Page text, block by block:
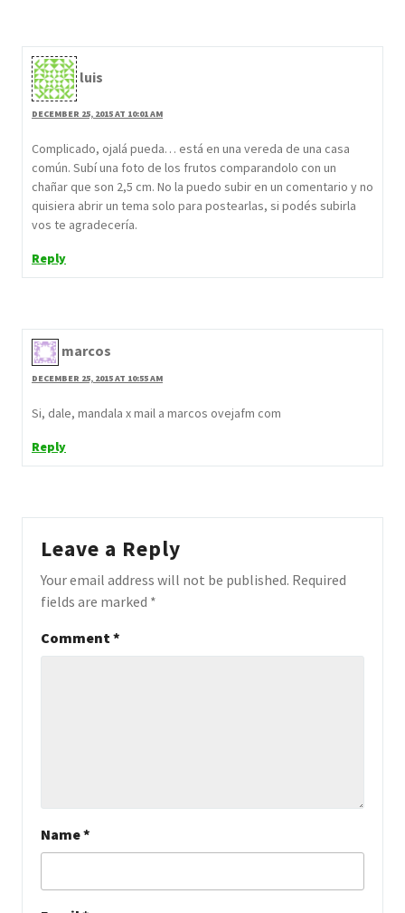
luis
DECEMBER 25, 2015 AT 10:01 AM
Complicado, ojalá pueda… está en una vereda de una casa
común. Subí una foto de los frutos comparandolo con un
chañar que son 2,5 cm. No la puedo subir en un comentario y no
quisiera abrir un tema solo para postearlas, si podés subirla
vos te agradecería.
Reply
marcos
DECEMBER 25, 2015 AT 10:55 AM
Si, dale, mandala x mail a marcos ovejafm com
Reply
Leave a Reply
Your email address will not be published. Required
fields are marked *
Comment*
Name*